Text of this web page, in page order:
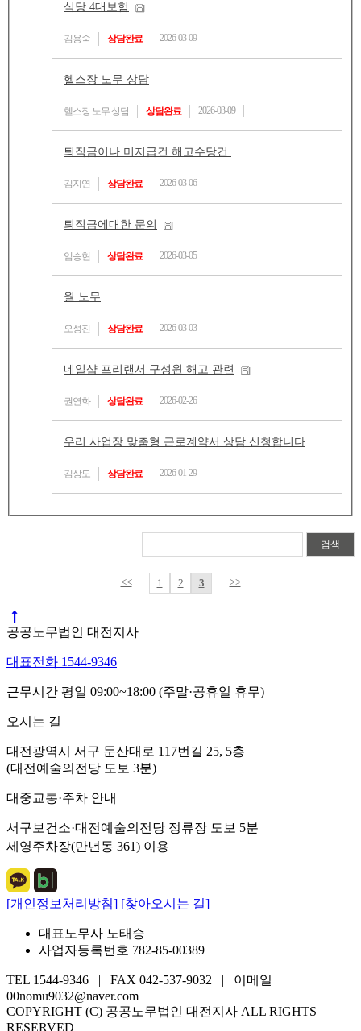
식당 4대보험
김용숙 상담완료 2026-03-09
헬스장 노무 상담
헬스장 노무 상담 상담완료 2026-03-09
퇴직금이나 미지급건 해고수당건
김지연 상담완료 2026-03-06
퇴직금에대한 문의
임승현 상담완료 2026-03-05
월 노무
오성진 상담완료 2026-03-03
네일샵 프리랜서 구성원 해고 관련
권연화 상담완료 2026-02-26
우리 사업장 맞춤형 근로계약서 상담 신청합니다
김상도 상담완료 2026-01-29
검색
<< 1 2 3 >>
공공노무법인 대전지사
대표전화 1544-9346
근무시간 평일 09:00~18:00 (주말·공휴일 휴무)
오시는 길
대전광역시 서구 둔산대로 117번길 25, 5층
(대전예술의전당 도보 3분)
대중교통·주차 안내
서구보건소·대전예술의전당 정류장 도보 5분
세영주차장(만년동 361) 이용
[개인정보처리방침] [찾아오시는 길]
대표노무사 노태승
사업자등록번호 782-85-00389
TEL 1544-9346 | FAX 042-537-9032 | 이메일
00nomu9032@naver.com
COPYRIGHT (C) 공공노무법인 대전지사 ALL RIGHTS
RESERVED